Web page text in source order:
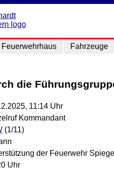
Feuerwehrhaus Fahrzeuge
die
11:14 Uhr
Kommandant
(1/11)
der Feuerwehr
Uhr